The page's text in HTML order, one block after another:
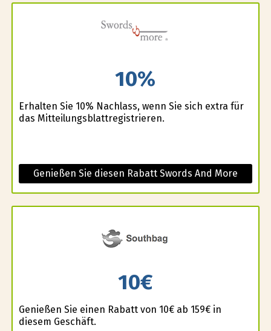
10%
Erhalten Sie 10% Nachlass, wenn Sie sich extra für
das Mitteilungsblattregistrieren.
Genießen Sie diesen Rabatt Swords And More
10€
Genießen Sie einen Rabatt von 10€ ab 159€ in
diesem Geschäft.